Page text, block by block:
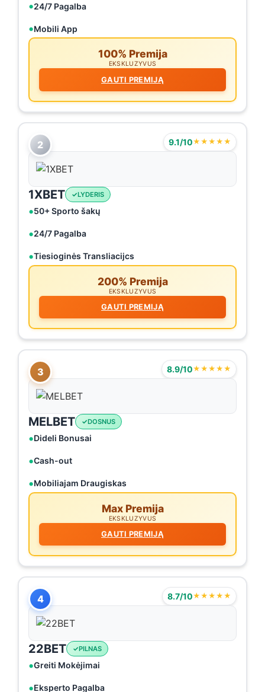
24/7 Pagalba
Mobili App
100% Premija
EKSKLUZYVUS
GAUTI PREMIJĄ
2 9.1/10★★★★★
1XBET LYDERIS
50+ Sporto šakų
24/7 Pagalba
Tiesioginės Transliacijcs
200% Premija
EKSKLUZYVUS
GAUTI PREMIJĄ
3 8.9/10★★★★★
MELBET DOSNUS
Dideli Bonusai
Cash-out
Mobiliajam Draugiskas
Max Premija
EKSKLUZYVUS
GAUTI PREMIJĄ
4 8.7/10★★★★★
22BET PILNAS
Greiti Mokėjimai
Eksperto Pagalba